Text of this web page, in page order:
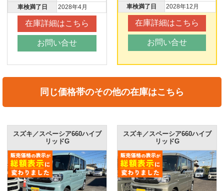
車検満了日
2028年4月
在庫詳細はこちら
お問い合せ
車検満了日
2028年12月
在庫詳細はこちら
お問い合せ
同じ価格帯のその他の在庫はこちら
スズキ／スペーシア660ハイブ
リッドG
スズキ／スペーシア660ハイブ
リッドG